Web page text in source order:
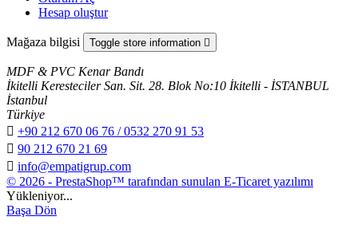
Hesap oluştur
Mağaza bilgisi Toggle store information 
MDF & PVC Kenar Bandı
İkitelli Keresteciler San. Sit. 28. Blok No:10 İkitelli - İSTANBUL
İstanbul
Türkiye
 +90 212 670 06 76 / 0532 270 91 53
 90 212 670 21 69
 info@empatigrup.com
© 2026 - PrestaShop™ tarafından sunulan E-Ticaret yazılımı
Yükleniyor...
Başa Dön